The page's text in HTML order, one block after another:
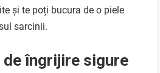
și te poți bucura de o piele
sarcinii.
îngrijire sigure